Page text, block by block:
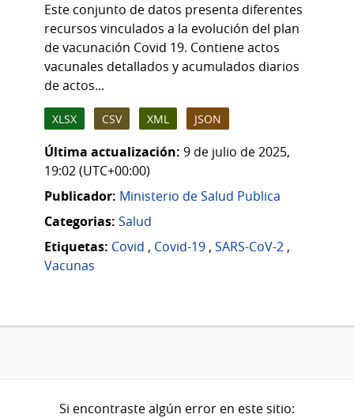
Este conjunto de datos presenta diferentes
recursos vinculados a la evolución del plan
de vacunación Covid 19. Contiene actos
vacunales detallados y acumulados diarios
de actos...
XLSX CSV XML JSON
Última actualización: 9 de julio de 2025,
19:02 (UTC+00:00)
Publicador: Ministerio de Salud Publica
Categorias: Salud
Etiquetas: Covid , Covid-19 , SARS-CoV-2 ,
Vacunas
Si encontraste algún error en este sitio: